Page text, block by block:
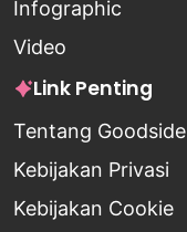
Infographic
Video
Link Penting
Tentang Goodside
Kebijakan Privasi
Kebijakan Cookie